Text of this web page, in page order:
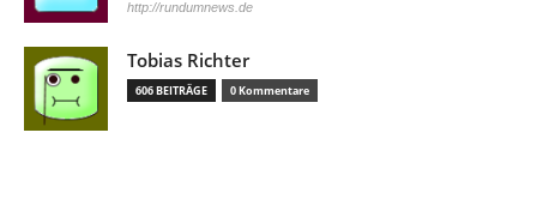
http://rundumnews.de
Tobias Richter
606 BEITRÄGE 0 Kommentare